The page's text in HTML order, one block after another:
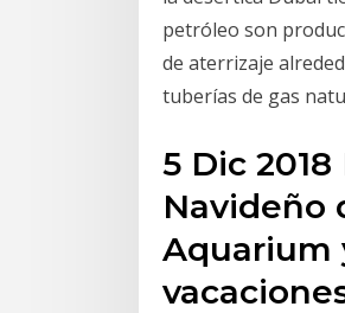
petróleo son
de aterrizaje
tuberías de gas
5 Dic
Navideño
Aquarium